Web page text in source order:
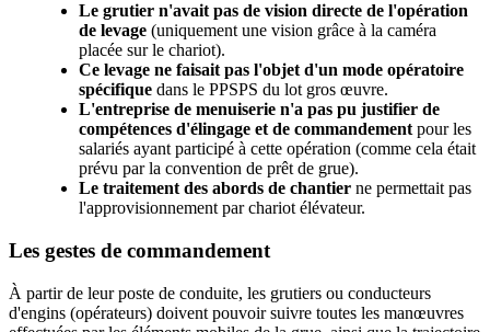
Le grutier n'avait pas de vision directe de l'opération
de levage (uniquement une vision grâce à la caméra
placée sur le chariot).
Ce levage ne faisait pas l'objet d'un mode opératoire
spécifique dans le PPSPS du lot gros œuvre.
L'entreprise de menuiserie n'a pas pu justifier de
compétences d'élingage et de commandement pour les
salariés ayant participé à cette opération (comme cela était
prévu par la convention de prêt de grue).
Le traitement des abords de chantier ne permettait pas
l'approvisionnement par chariot élévateur.
Les gestes de commandement
À partir de leur poste de conduite, les grutiers ou conducteurs
d'engins (opérateurs) doivent pouvoir suivre toutes les manœuvres